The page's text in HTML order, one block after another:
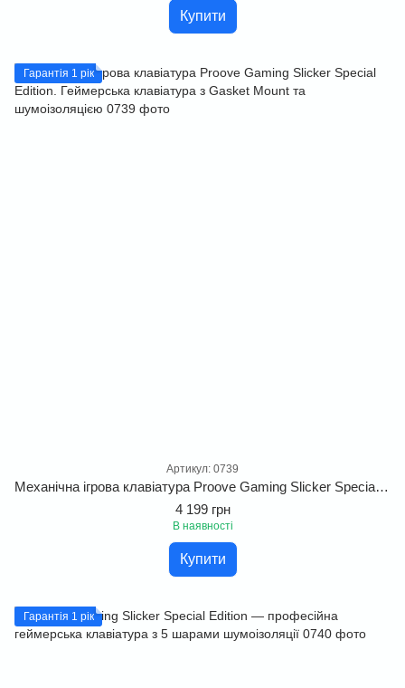
Купити
Гарантія 1 рік
Артикул: 0739
Механічна ігрова клавіатура Proove Gaming Slicker Special Edition. Геймерська клавіатура з Gasket Mount та шумоізоляцією
4 199 грн
В наявності
Купити
Гарантія 1 рік